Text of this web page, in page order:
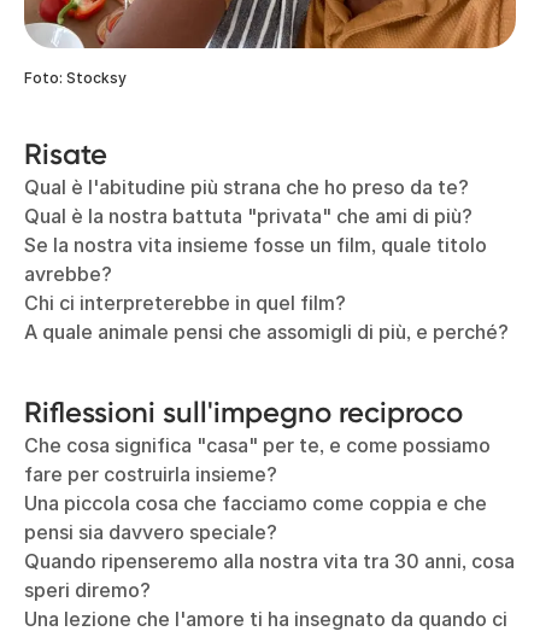
Foto: Stocksy
Risate
Qual è l'abitudine più strana che ho preso da te?
Qual è la nostra battuta "privata" che ami di più?
Se la nostra vita insieme fosse un film, quale titolo
avrebbe?
Chi ci interpreterebbe in quel film?
A quale animale pensi che assomigli di più, e perché?
Riflessioni sull'impegno reciproco
Che cosa significa "casa" per te, e come possiamo
fare per costruirla insieme?
Una piccola cosa che facciamo come coppia e che
pensi sia davvero speciale?
Quando ripenseremo alla nostra vita tra 30 anni, cosa
speri diremo?
Una lezione che l'amore ti ha insegnato da quando ci